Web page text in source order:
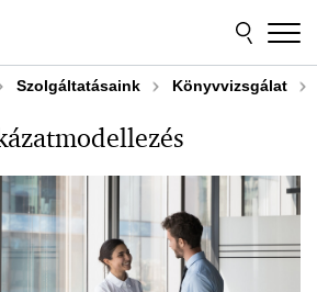
Szolgáltatásaink Könyvvizsgálat